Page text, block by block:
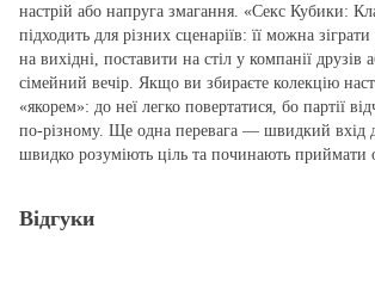
настрій або напруга змагання. «Секс Кубики:
підходить для різних сценаріїв: її можна
на вихідні, поставити на стіл у компанії друзів
сімейний вечір. Якщо ви збираєте колекцію
«якорем»: до неї легко повертатися, бо партії
по‑різному. Ще одна перевага — швидкий вхід
швидко розуміють ціль та починають приймати
Відгуки